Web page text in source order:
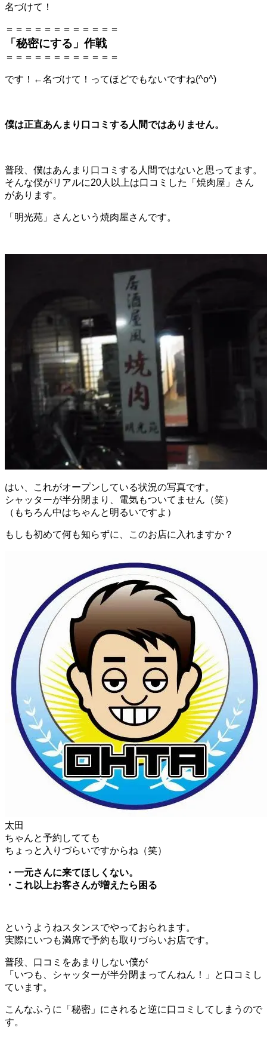
名づけて！
＝＝＝＝＝＝＝＝＝＝＝＝
「秘密にする」作戦
＝＝＝＝＝＝＝＝＝＝＝＝
です！←名づけて！ってほどでもないですね(^o^)
僕は正直あんまり口コミする人間ではありません。
普段、僕はあんまり口コミする人間ではないと思ってます。
そんな僕がリアルに20人以上は口コミした「焼肉屋」さん
があります。
「明光苑」さんという焼肉屋さんです。
はい、これがオープンしている状況の写真です。
シャッターが半分閉まり、電気もついてません（笑）
（もちろん中はちゃんと明るいですよ）
もしも初めて何も知らずに、このお店に入れますか？
太田
ちゃんと予約してても
ちょっと入りづらいですからね（笑）
・一元さんに来てほしくない。
・これ以上お客さんが増えたら困る
というようねスタンスでやっておられます。
実際にいつも満席で予約も取りづらいお店です。
普段、口コミをあまりしない僕が
「いつも、シャッターが半分閉まってんねん！」と口コミし
ています。
こんなふうに「秘密」にされると逆に口コミしてしまうので
す。